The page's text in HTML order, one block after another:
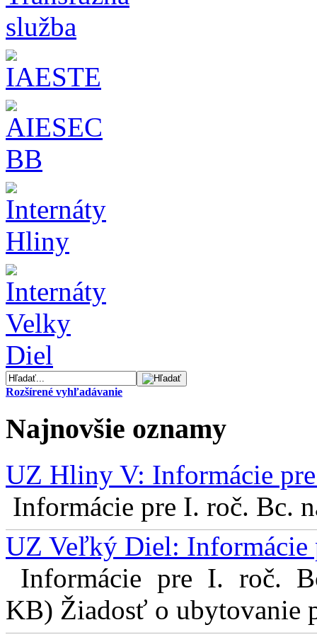
Rozšírené vyhľadávanie
Najnovšie oznamy
UZ Hliny V: Informácie
Informácie pre I. roč. Bc.
UZ Veľký Diel: Informácie
Informácie pre I. roč.
KB) Žiadosť o ubytovanie